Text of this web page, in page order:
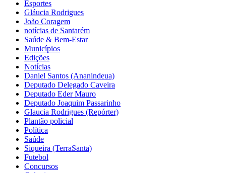
Esportes
Gláucia Rodrigues
João Coragem
notícias de Santarém
Saúde & Bem-Estar
Municípios
Edições
Notícias
Daniel Santos (Ananindeua)
Deputado Delegado Caveira
Deputado Eder Mauro
Deputado Joaquim Passarinho
Glaucia Rodrigues (Repórter)
Plantão policial
Política
Saúde
Siqueira (TerraSanta)
Futebol
Concursos